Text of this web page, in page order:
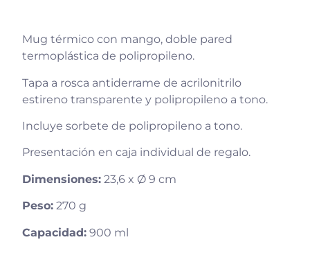
Mug térmico con mango, doble pared
termoplástica de polipropileno.
Tapa a rosca antiderrame de acrilonitrilo
estireno transparente y polipropileno a tono.
Incluye sorbete de polipropileno a tono.
Presentación en caja individual de regalo.
Dimensiones: 23,6 x Ø 9 cm
Peso: 270 g
Capacidad: 900 ml